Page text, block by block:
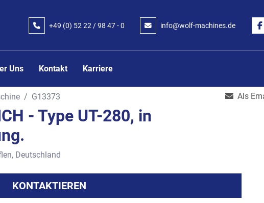
+49 (0) 52 22 / 98 47 - 0 info@wolf-machines.de
Uns Kontakt Karriere
G13373 Als
- Type UT-280, in
Deutschland
KONTAKTIEREN